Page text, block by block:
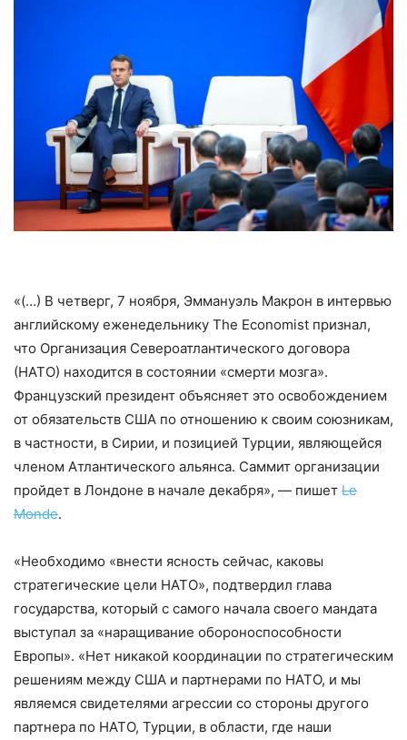
«(…) В четверг, 7 ноября, Эммануэль Макрон в интервью
английскому еженедельнику The Economist признал,
что Организация Североатлантического договора
(НАТО) находится в состоянии «смерти мозга».
Французский президент объясняет это освобождением
от обязательств США по отношению к своим союзникам,
в частности, в Сирии, и позицией Турции, являющейся
членом Атлантического альянса. Саммит организации
пройдет в Лондоне в начале декабря», — пишет Le
Monde.
«Необходимо «внести ясность сейчас, каковы
стратегические цели НАТО», подтвердил глава
государства, который с самого начала своего мандата
выступал за «наращивание обороноспособности
Европы». «Нет никакой координации по стратегическим
решениям между США и партнерами по НАТО, и мы
являемся свидетелями агрессии со стороны другого
партнера по НАТО, Турции, в области, где наши